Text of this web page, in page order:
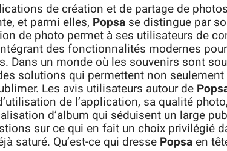
de création et de partage de
et parmi elles, Popsa se distingue par
de photo permet à ses utilisateurs de
des fonctionnalités modernes
Dans un monde où les souvenirs sont
solutions qui permettent non
Les avis utilisateurs autour de
de l’application, sa qualité
d’album qui séduisent un large
sur ce qui en fait un choix privilégié
saturé. Qu’est-ce qui dresse Popsaen